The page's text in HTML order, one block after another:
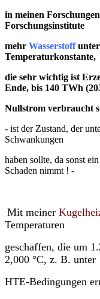
in meinen
Forschungsinstitute
mehr Wasserstoffunter
Temperaturkonstante,
die sehr wichtig ist
Ende, bis 140 TWh
Nullstrom verbraucht
- ist der Zustand, der
Schwankungen
haben sollte, da sonst
Schaden nimmt ! -
Mit meiner
Temperaturen
geschaffen, die um
2,000 °C, z. B. unter
HTE-Bedingungen